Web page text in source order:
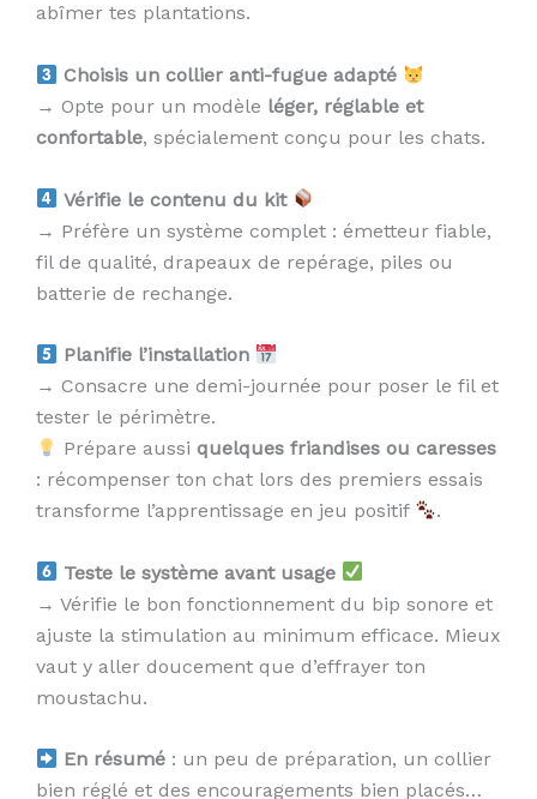
abîmer tes plantations.
Choisis un collier anti-fugue adapté
→ Opte pour un modèle léger, réglable et
confortable, spécialement conçu pour les chats.
Vérifie le contenu du kit
→ Préfère un système complet : émetteur fiable,
fil de qualité, drapeaux de repérage, piles ou
batterie de rechange.
Planifie l’installation
→ Consacre une demi-journée pour poser le fil et
tester le périmètre.
Prépare aussiquelques friandises ou caresses
: récompenser ton chat lors des premiers essais
transforme l’apprentissage en jeu positif
.
Teste le système avant usage
→ Vérifie le bon fonctionnement du bip sonore et
ajuste la stimulation au minimum efficace. Mieux
vaut y aller doucement que d’effrayer ton
moustachu.
En résumé : un peu de préparation, un collier
bien réglé et des encouragements bien placés…